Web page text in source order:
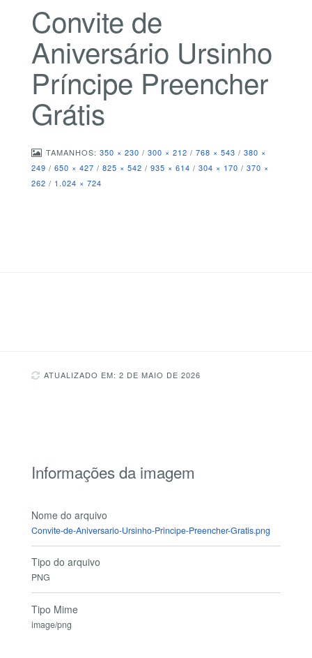
Convite de
Aniversário Ursinho
Príncipe Preencher
Grátis
TAMANHOS: 350 × 230 / 300 × 212 / 768 × 543 / 380 ×
249 / 650 × 427 / 825 × 542 / 935 × 614 / 304 × 170 / 370 ×
262 / 1.024 × 724
ATUALIZADO EM: 2 DE MAIO DE 2026
Informações da imagem
Nome do arquivo
Convite-de-Aniversario-Ursinho-Principe-Preencher-Gratis.png
Tipo do arquivo
PNG
Tipo Mime
image/png